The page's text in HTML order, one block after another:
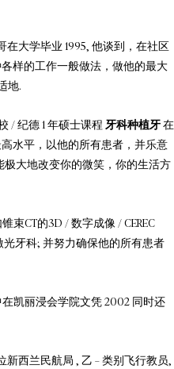
在大学毕业 1995, 他谈到，在社区
样的工作一般做法，做他的最大
地.
/ 纪德 1 年硕士课程 牙科种植牙在
水平，以他的所有患者，并乐意
极大地改变你的微笑，你的生活方
束CT的3D / 数字成像 / CEREC
牙科; 并努力确保他的所有患者
凯丽浸会学院文凭 2002 同时还
西兰民航局 , 乙 – 类别飞行教员,